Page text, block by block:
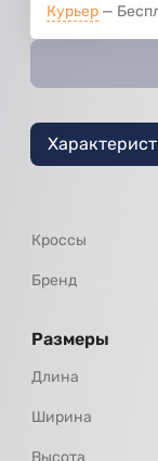
Курьер
Кроссы
Бренд
Размеры
Длина
Ширина
Высота